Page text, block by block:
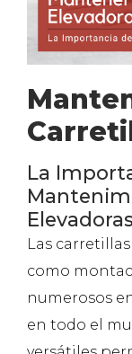
La
Elevadoras
Las
como
numerosos
en todo el